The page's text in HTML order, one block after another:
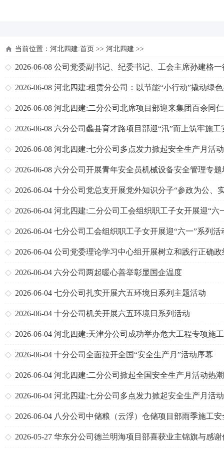
当前位置： 河北四建:首页 >> 河北四建 >>
2026-06-08 公司党委副书记、纪委书记、工会主席孙建格一
天津分公司、一分公司检查指导“三点联创”工作
2026-06-08 河北四建:租赁分公司：以节能“小行动”撬动绿
公“大节能”
2026-06-08 河北四建:二分公司北席项目部迎来集团百余同
摩团
2026-06-08 六分公司蠡县育才路项目部迎“汛”而上筑牢施工
防线
2026-06-08 河北四建:七分公司多点发力掀起安全生产月活
潮
2026-06-08 六分公司开展青年安全员机械设备安全管理专题
2026-06-04 十分公司党总支开展党外知识分子“参政为公、
为民”主题教育
2026-06-04 河北四建:二分公司工会组织职工子女开展迎“六
列活动
2026-06-04 七分公司工会组织职工子女开展迎“六一”系列活
2026-06-04 公司党委理论学习中心组开展树立和践行正确政
专题学习
2026-06-04 六分公司两起暖心善举彰显国企温度
2026-06-04 七分公司扎实开展六五环境日系列主题活动
2026-06-04 十分公司机关开展六五环境日系列活动
2026-06-04 河北四建:天津分公司成功举办危大工程专项施
案编制技能比赛
2026-06-04 十分公司全面拉开全国“安全生产月”活动序幕
2026-06-04 河北四建:二分公司掀起全国安全生产月活动热潮
2026-06-04 河北四建:七分公司多点发力掀起安全生产月活
潮
2026-06-04 八分公司中储粮（云浮）仓储项目部雨季施工安
进度两不误
2026-05-27 华东分公司德兰明海项目部喜获业主锦旗与感谢